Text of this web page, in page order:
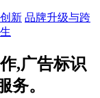
新 品牌升级与跨
,广告标识
务。